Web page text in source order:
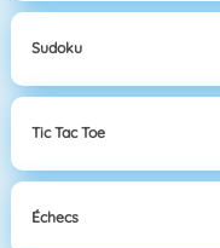
Sudoku
Tic Tac Toe
Échecs